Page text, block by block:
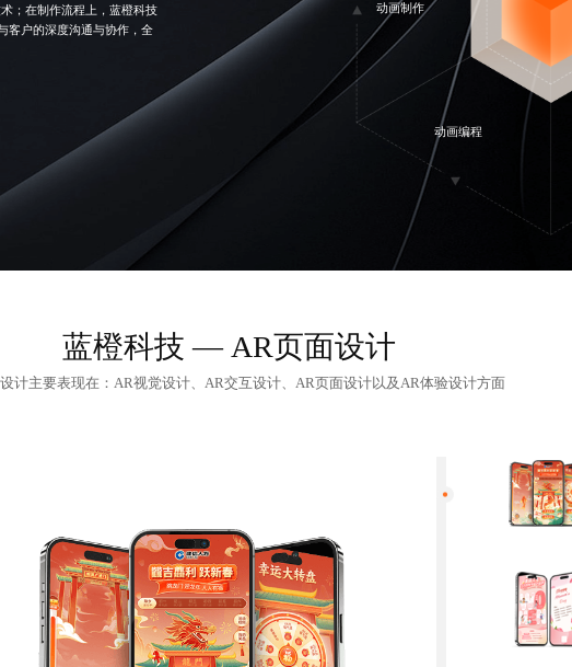
；在制作流程上，蓝橙科技
客户的深度沟通与协作，全
动画制作
动画编程
蓝橙科技 — AR页面设计
计主要表现在：AR视觉设计、AR交互设计、AR页面设计以及AR体验设计方面